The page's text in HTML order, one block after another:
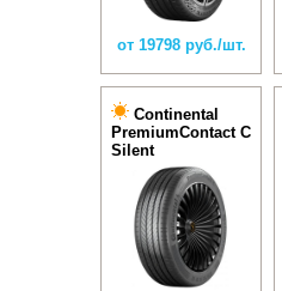
от 19798 руб./шт.
Continental
PremiumContact C
Silent